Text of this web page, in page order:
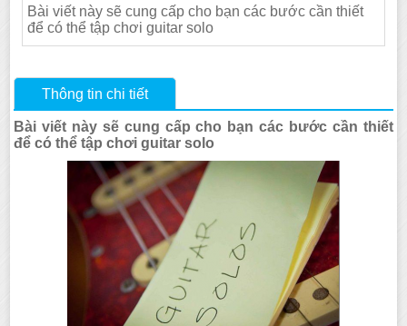
Bài viết này sẽ cung cấp cho bạn các bước cần thiết
để có thể tập chơi guitar solo
Thông tin chi tiết
Bài viết này sẽ cung cấp cho bạn các bước cần thiết
để có thể tập chơi guitar solo